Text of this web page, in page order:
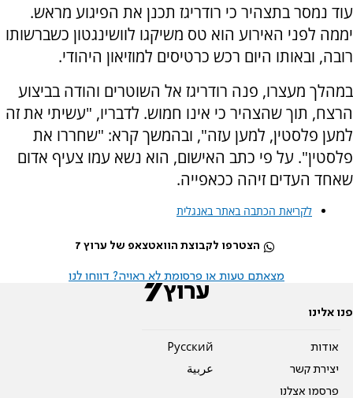
עוד נמסר בתצהיר כי רודריגז תכנן את הפיגוע מראש.
יממה לפני האירוע הוא טס משיקגו לוושינגטון כשברשותו
רובה, ובאותו היום רכש כרטיסים למוזיאון היהודי.
במהלך מעצרו, פנה רודריגז אל השוטרים והודה בביצוע
הרצח, תוך שהצהיר כי אינו חמוש. לדבריו, "עשיתי את זה
למען פלסטין, למען עזה", ובהמשך קרא: "שחררו את
פלסטין". על פי כתב האישום, הוא נשא עמו צעיף אדום
שאחד העדים זיהה ככאפייה.
לקריאת הכתבה באתר באנגלית
הצטרפו לקבוצת הוואטצאפ של ערוץ 7
מצאתם טעות או פרסומת לא ראויה? דווחו לנו
פנו אלינו
אודות
יצירת קשר
פרסמו אצלנו
Pусский
عربية